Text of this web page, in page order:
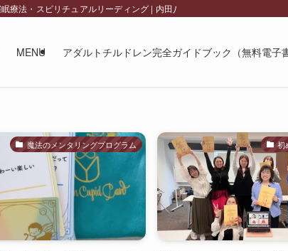
療法・スピリチュアルリーディング | 内田八千代 official site
MENU アダルトチルドレン完全ガイドブック（無料電子
魔法のメンタリングプログラム 初